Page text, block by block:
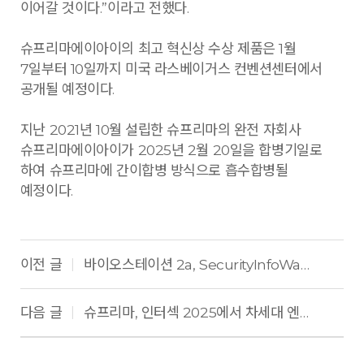
이어갈 것이다.”이라고 전했다.
슈프리마에이아이의 최고 혁신상 수상 제품은 1월
7일부터 10일까지 미국 라스베이거스 컨벤션센터에서
공개될 예정이다.
지난 2021년 10월 설립한 슈프리마의 완전 자회사
슈프리마에이아이가 2025년 2월 20일을 합병기일로
하여 슈프리마에 간이합병 방식으로 흡수합병될
예정이다.
이전 글 바이오스테이션 2a, SecurityInfoWatch ‘2024 Reader’s Choice Award’ 수상
다음 글 슈프리마, 인터섹 2025에서 차세대 엔터프라이즈 보안 솔루션 공개